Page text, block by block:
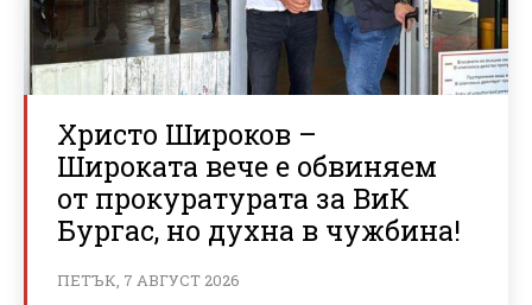
Христо Широков –
Широката вече е обвиняем
от прокуратурата за ВиК
Бургас, но духна в чужбина!
ПЕТЪК, 7 АВГУСТ 2026